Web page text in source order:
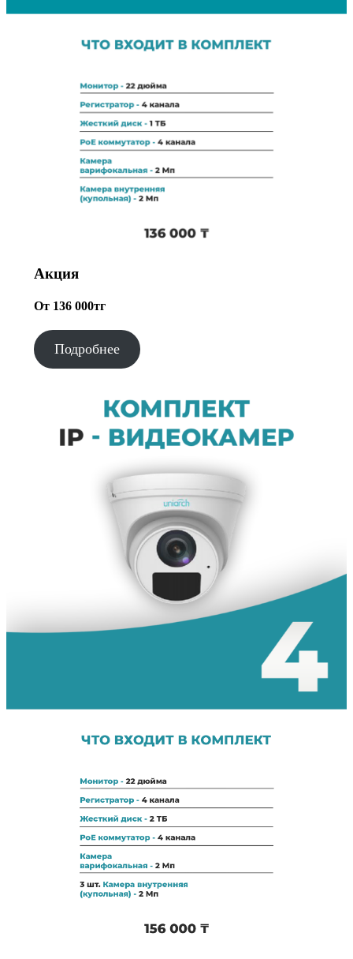
Акция
От 136 000тг
Подробнее